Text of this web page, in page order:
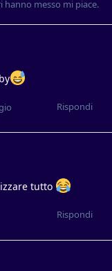
hanno messo mi piace.
Rispondi
tutto
Rispondi